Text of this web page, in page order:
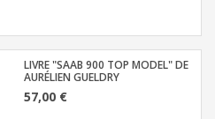
LIVRE "SAAB 900 TOP MODEL" DE
AURÉLIEN GUELDRY
57,00 €